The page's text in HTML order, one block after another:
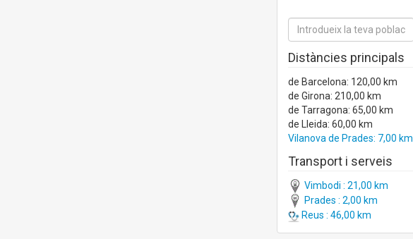
Distàncies principals
de Barcelona: 120,00 km
de Girona: 210,00 km
de Tarragona: 65,00 km
de Lleida: 60,00 km
Vilanova de Prades: 7,00 km
Transport i serveis
Vimbodi : 21,00 km
Prades : 2,00 km
Reus : 46,00 km